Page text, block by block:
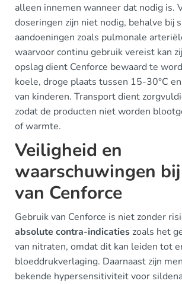
alleen innemen wanneer dat nodig is.
doseringen zijn niet nodig, behalve bij
aandoeningen zoals pulmonale
waarvoor continu gebruik vereist kan
opslag dient Cenforce bewaard te
koele, droge plaats tussen 15-30°C
van kinderen. Transport dient
zodat de producten niet worden
of warmte.
Veiligheid en
waarschuwingen
van Cenforce
Gebruik van Cenforce is niet zonder
absolute contra-indicaties zoals het
van nitraten, omdat dit kan leiden tot
bloeddrukverlaging. Daarnaast zijn
bekende hypersensitiviteit voor